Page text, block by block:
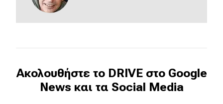
Ακολουθήστε το DRIVE στο Google
News και τα Social Media